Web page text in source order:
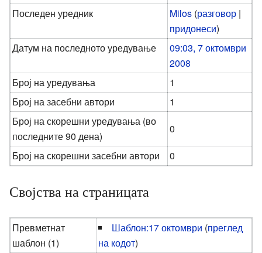
Последен уредник
Milos (разговор |
придонеси)
Датум на последното уредување
09:03, 7 октомври
2008
Број на уредувања
1
Број на засебни автори
1
Број на скорешни уредувања (во
последните 90 дена)
0
Број на скорешни засебни автори
0
Својства на страницата
Превметнат
шаблон (1)
Шаблон:17 октомври (преглед
на кодот)